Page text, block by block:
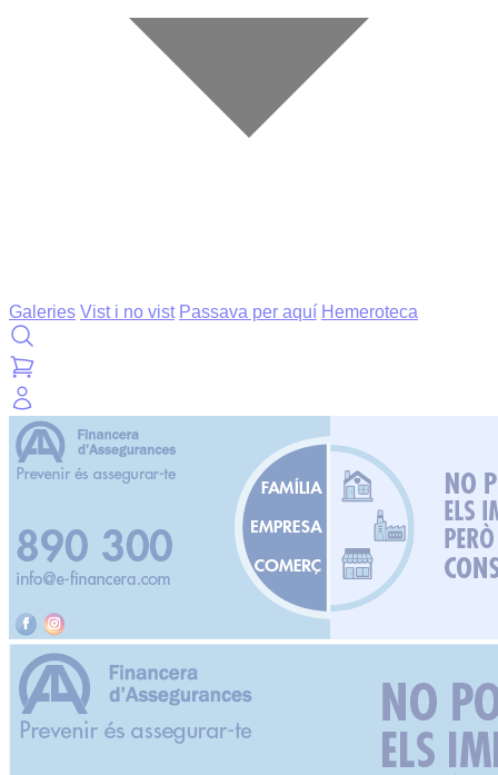
Galeries Vist i no vist Passava per aquí Hemeroteca